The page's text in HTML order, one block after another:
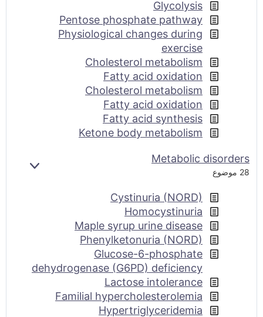
Glycolysis
Pentose phosphate pathway
Physiological changes during
exercise
Cholesterol metabolism
Fatty acid oxidation
Cholesterol metabolism
Fatty acid oxidation
Fatty acid synthesis
Ketone body metabolism
Metabolic disorders
28 موضوع
Cystinuria (NORD)
Homocystinuria
Maple syrup urine disease
Phenylketonuria (NORD)
Glucose-6-phosphate
dehydrogenase (G6PD) deficiency
Lactose intolerance
Familial hypercholesterolemia
Hypertriglyceridemia